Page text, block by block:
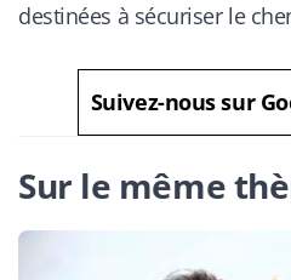
destinées à sécuriser le
Suivez-nous sur
Sur le même